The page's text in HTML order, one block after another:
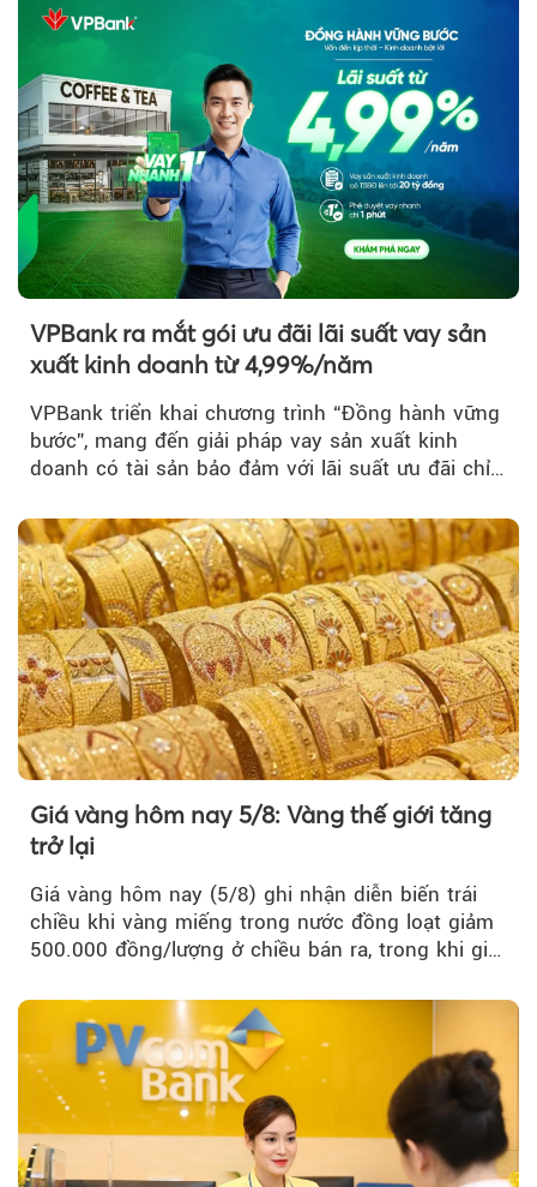
VPBank ra mắt gói ưu đãi lãi suất vay sản
xuất kinh doanh từ 4,99%/năm
VPBank triển khai chương trình “Đồng hành vững
bước”, mang đến giải pháp vay sản xuất kinh
doanh có tài sản bảo đảm với lãi suất ưu đãi chỉ
Giá vàng hôm nay 5/8: Vàng thế giới tăng
trở lại
Giá vàng hôm nay (5/8) ghi nhận diễn biến trái
chiều khi vàng miếng trong nước đồng loạt giảm
500.000 đồng/lượng ở chiều bán ra, trong khi giá
thương hiệu.